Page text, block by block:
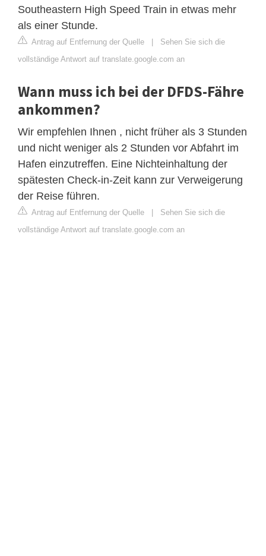
Southeastern High Speed ​​Train in etwas mehr
als einer Stunde.
Antrag auf Entfernung der Quelle | Sehen Sie sich die
vollständige Antwort auf translate.google.com an
Wann muss ich bei der DFDS-Fähre
ankommen?
Wir empfehlen Ihnen , nicht früher als 3 Stunden
und nicht weniger als 2 Stunden vor Abfahrt im
Hafen einzutreffen. Eine Nichteinhaltung der
spätesten Check-in-Zeit kann zur Verweigerung
der Reise führen.
Antrag auf Entfernung der Quelle | Sehen Sie sich die
vollständige Antwort auf translate.google.com an